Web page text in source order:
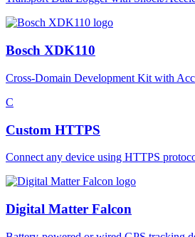
Bosch XDK110
Cross-Domain Development Kit with
C
Custom HTTPS
Connect any device using HTTPS
Digital Matter Falcon